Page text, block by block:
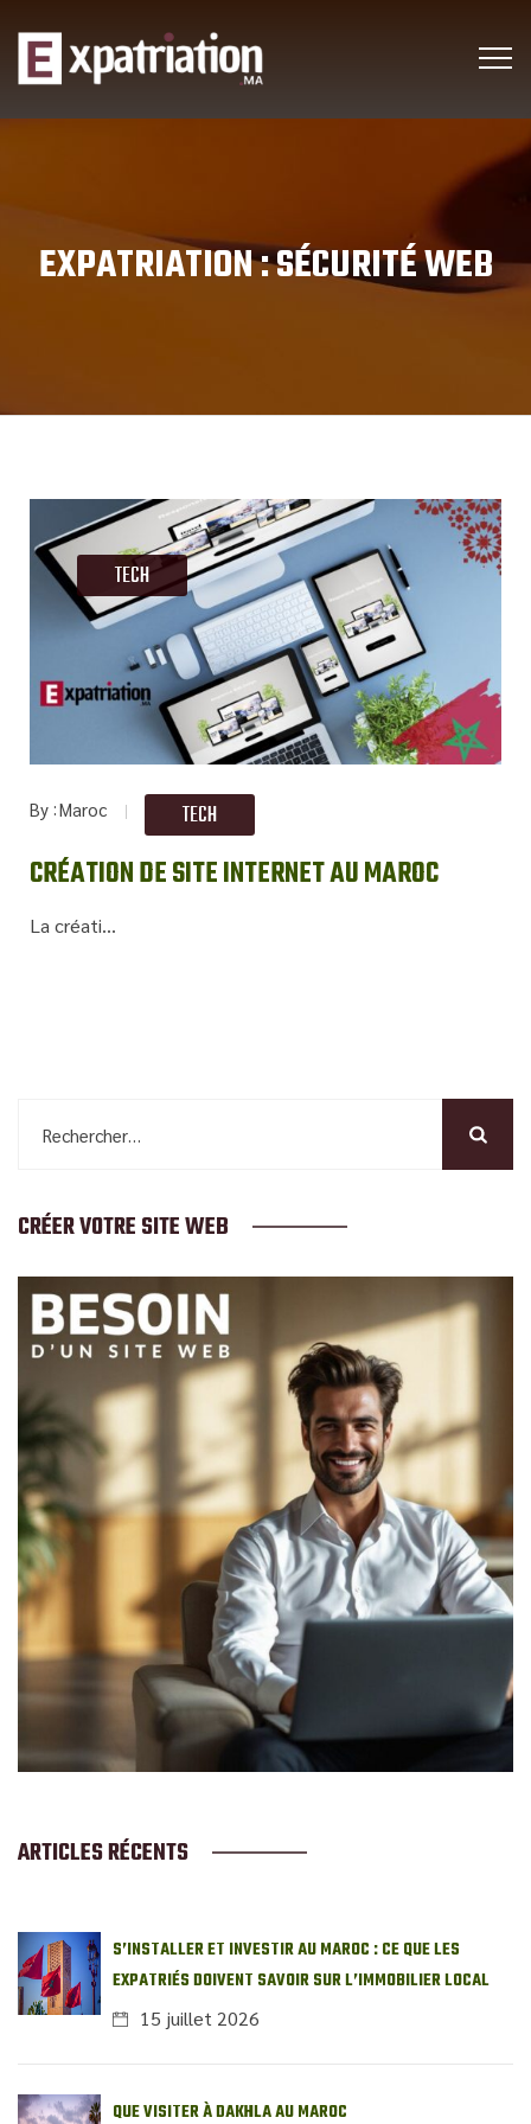
EXPATRIATION :SÉCURITÉ WEB
TECH
By Maroc TECH
CRÉATION DE SITE INTERNET AU MAROC
La créati...
CRÉER VOTRE SITE WEB
ARTICLES RÉCENTS
S’INSTALLER ET INVESTIR AU MAROC : CE QUE LES
EXPATRIÉS DOIVENT SAVOIR SUR L’IMMOBILIER LOCAL
15 juillet 2026
QUE VISITER À DAKHLA AU MAROC